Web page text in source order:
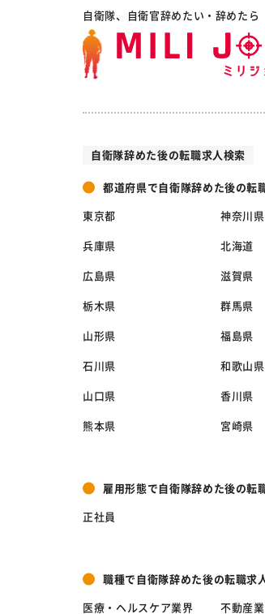
自衛隊、自衛官辞めたい・辞めたら
自衛隊辞めた後の転職求人検索
都道府県で自衛隊辞めた後の転
東京都 神奈川県
兵庫県 北海道
広島県 滋賀県
栃木県 群馬県
山形県 福島県
石川県 和歌山県
山口県 香川県
熊本県 宮崎県
雇用形態で自衛隊辞めた後の転
正社員
職種で自衛隊辞めた後の転職求
医療・ヘルスケア業界 不動産